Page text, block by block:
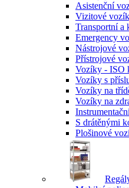
Asistenční
Vizitové
Transportní a
Emergency
Nástrojové
Přístrojové
Vozíky - ISO
Vozíky s
Vozíky na
Vozíky na
S drátěnými
Plošinové